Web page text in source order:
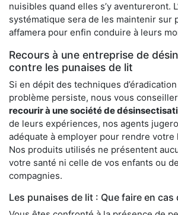
nuisibles quand elles s’y aventureront.
systématique sera de les maintenir sur
affamera pour enfin conduire à leurs
Recours à une entreprise de
contre les punaises de lit
Si en dépit des techniques
problème persiste, nous vous
recourir à une société de
de leurs expériences, nos agents
adéquate à employer pour rendre votre
Nos produits utilisés ne présentent
votre santé ni celle de vos enfants ou
compagnies.
Les punaises de lit : Que faire en cas